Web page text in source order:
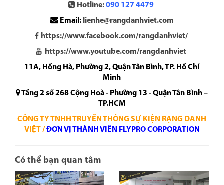
Hotline:090 127 4479
Email: lienhe@rangdanhviet.com
https://www.facebook.com/rangdanhviet/
https://www.youtube.com/rangdanhviet
11A, Hồng Hà, Phường 2, Quận Tân Bình, TP. Hồ Chí
Minh
Tầng 2 số 268 Cộng Hoà - Phường 13 - Quận Tân Bình –
TP.HCM
CÔNG TY TNHH TRUYỀN THÔNG SỰ KIỆN RẠNG DANH
VIỆT / ĐƠN VỊ THÀNH VIÊN FLYPRO CORPORATION
Có thể bạn quan tâm